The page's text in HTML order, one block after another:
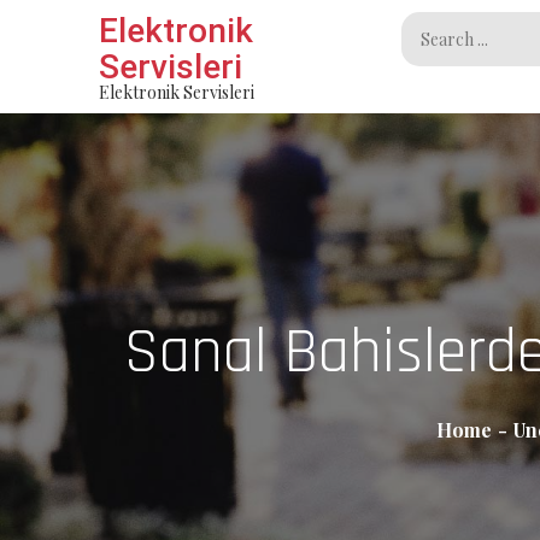
Elektronik
Servisleri
Elektronik Servisleri
Search
for:
Sanal
Home